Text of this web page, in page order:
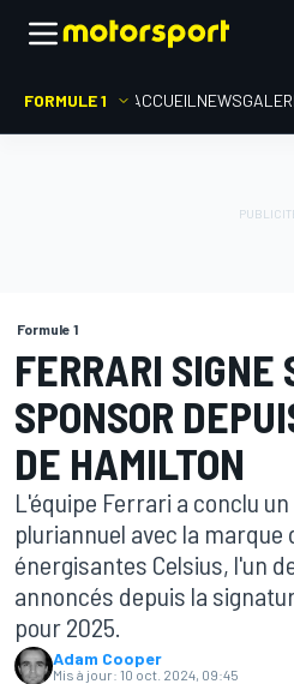
FORMULE 1 ACCUEIL NEWS
Formule 1
FERRARI SIGNE
SPONSOR
DE HAMILTON
L'équipe Ferrari a conclu
pluriannuel avec la marque
énergisantes Celsius, l'un
annoncés depuis la
pour 2025.
Adam Cooper
Mis à jour: 10 oct. 2024, 09:45